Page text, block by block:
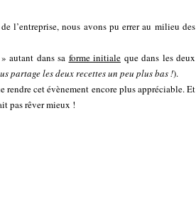
l’entreprise, nous avons pu errer au milieu des
» autant dans sa forme initiale que dans les deux
partage les deux recettes un peu plus bas !).
rendre cet évènement encore plus appréciable. Et
pas rêver mieux !